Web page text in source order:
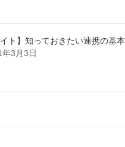
イト】知っておきたい連携の基
年3月3日